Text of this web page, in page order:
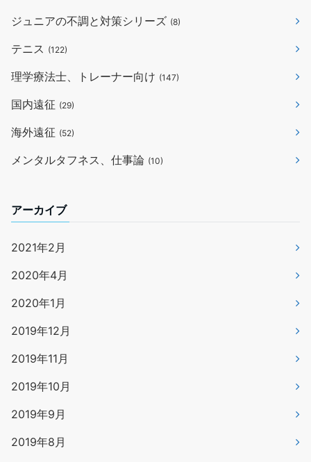
ジュニアの不調と対策シリーズ (8)
テニス (122)
理学療法士、トレーナー向け (147)
国内遠征 (29)
海外遠征 (52)
メンタルタフネス、仕事論 (10)
アーカイブ
2021年2月
2020年4月
2020年1月
2019年12月
2019年11月
2019年10月
2019年9月
2019年8月